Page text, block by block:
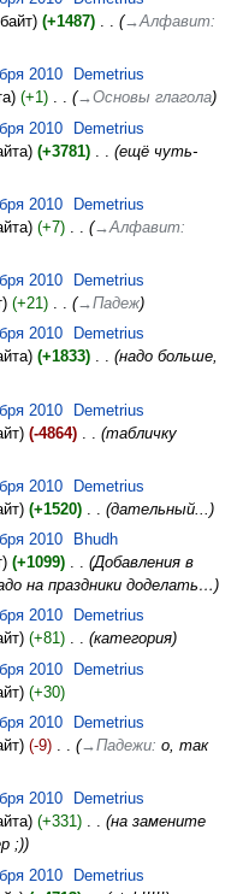
+1487 ‎ →‎Алфавит:
2010
Demetrius
+1 ‎
→‎Основы глагола
2010
Demetrius
+3781 ‎
ещё чуть-
2010
Demetrius
+7 ‎ →‎Алфавит:
2010
Demetrius
+21 ‎
→‎Падеж
2010
Demetrius
+1833 ‎
надо больше,
2010
Demetrius
-4864 ‎
табличку
2010
Demetrius
+1520 ‎
дательный...
2010
Bhudh
+1099 ‎
Добавления в
на праздники доделать…
2010
Demetrius
+81 ‎
категория
2010
Demetrius
+30
2010
Demetrius
-9 ‎ →‎Падежи: о, так
2010
Demetrius
+331 ‎
на замените
;)
2010
Demetrius